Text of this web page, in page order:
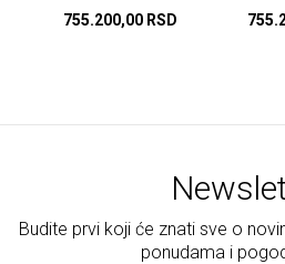
755.200,00 RSD
Budite prvi koji će znati sve o
ponudama i